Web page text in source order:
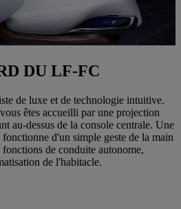
DU LF-FC
de luxe et de technologie intuitive.
êtes accueilli par une projection
au-dessus de la console centrale. Une
d'un simple geste de la main
de conduite autonome,
de l'habitacle.